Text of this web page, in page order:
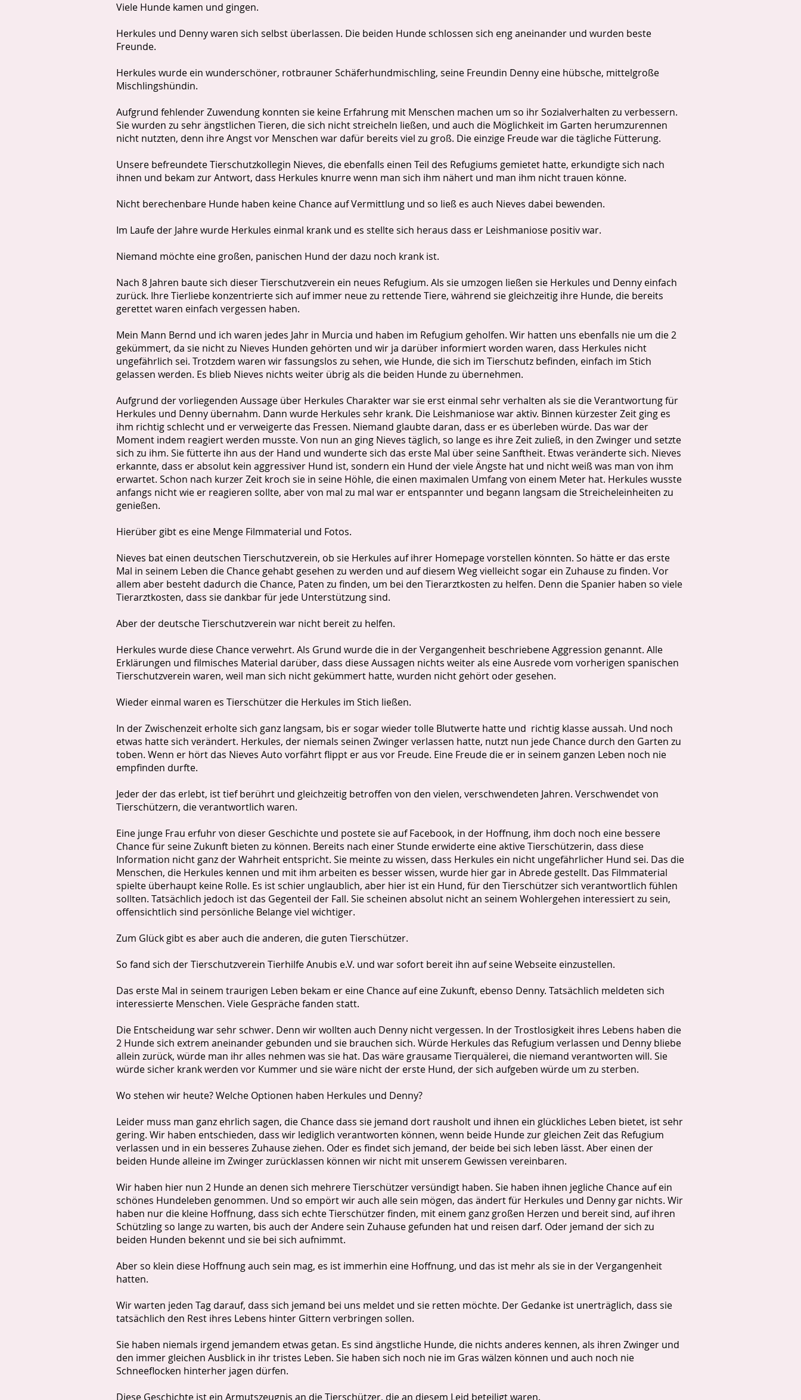
Viele Hunde kamen und gingen.
Herkules und Denny waren sich selbst überlassen. Die beiden Hunde schlossen sich eng aneinander und wurden beste
Freunde.
Herkules wurde ein wunderschöner, rotbrauner Schäferhundmischling, seine Freundin Denny eine hübsche, mittelgroße
Mischlingshündin.
Aufgrund fehlender Zuwendung konnten sie keine Erfahrung mit Menschen machen um so ihr Sozialverhalten zu verbessern.
Sie wurden zu sehr ängstlichen Tieren, die sich nicht streicheln ließen, und auch die Möglichkeit im Garten herumzurennen
nicht nutzten, denn ihre Angst vor Menschen war dafür bereits viel zu groß. Die einzige Freude war die tägliche Fütterung.
Unsere befreundete Tierschutzkollegin Nieves, die ebenfalls einen Teil des Refugiums gemietet hatte, erkundigte sich nach
ihnen und bekam zur Antwort, dass Herkules knurre wenn man sich ihm nähert und man ihm nicht trauen könne.
Nicht berechenbare Hunde haben keine Chance auf Vermittlung und so ließ es auch Nieves dabei bewenden.
Im Laufe der Jahre wurde Herkules einmal krank und es stellte sich heraus dass er Leishmaniose positiv war.
Niemand möchte eine großen, panischen Hund der dazu noch krank ist.
Nach 8 Jahren baute sich dieser Tierschutzverein ein neues Refugium. Als sie umzogen ließen sie Herkules und Denny einfach
zurück. Ihre Tierliebe konzentrierte sich auf immer neue zu rettende Tiere, während sie gleichzeitig ihre Hunde, die bereits
gerettet waren einfach vergessen haben.
Mein Mann Bernd und ich waren jedes Jahr in Murcia und haben im Refugium geholfen. Wir hatten uns ebenfalls nie um die 2
gekümmert, da sie nicht zu Nieves Hunden gehörten und wir ja darüber informiert worden waren, dass Herkules nicht
ungefährlich sei. Trotzdem waren wir fassungslos zu sehen, wie Hunde, die sich im Tierschutz befinden, einfach im Stich
gelassen werden. Es blieb Nieves nichts weiter übrig als die beiden Hunde zu übernehmen.
Aufgrund der vorliegenden Aussage über Herkules Charakter war sie erst einmal sehr verhalten als sie die Verantwortung für
Herkules und Denny übernahm. Dann wurde Herkules sehr krank. Die Leishmaniose war aktiv. Binnen kürzester Zeit ging es
ihm richtig schlecht und er verweigerte das Fressen. Niemand glaubte daran, dass er es überleben würde. Das war der
Moment indem reagiert werden musste. Von nun an ging Nieves täglich, so lange es ihre Zeit zuließ, in den Zwinger und setzte
sich zu ihm. Sie fütterte ihn aus der Hand und wunderte sich das erste Mal über seine Sanftheit. Etwas veränderte sich. Nieves
erkannte, dass er absolut kein aggressiver Hund ist, sondern ein Hund der viele Ängste hat und nicht weiß was man von ihm
erwartet. Schon nach kurzer Zeit kroch sie in seine Höhle, die einen maximalen Umfang von einem Meter hat. Herkules wusste
anfangs nicht wie er reagieren sollte, aber von mal zu mal war er entspannter und begann langsam die Streicheleinheiten zu
genießen.
Hierüber gibt es eine Menge Filmmaterial und Fotos.
Nieves bat einen deutschen Tierschutzverein, ob sie Herkules auf ihrer Homepage vorstellen könnten. So hätte er das erste
Mal in seinem Leben die Chance gehabt gesehen zu werden und auf diesem Weg vielleicht sogar ein Zuhause zu finden. Vor
allem aber besteht dadurch die Chance, Paten zu finden, um bei den Tierarztkosten zu helfen. Denn die Spanier haben so viele
Tierarztkosten, dass sie dankbar für jede Unterstützung sind.
Aber der deutsche Tierschutzverein war nicht bereit zu helfen.
Herkules wurde diese Chance verwehrt. Als Grund wurde die in der Vergangenheit beschriebene Aggression genannt. Alle
Erklärungen und filmisches Material darüber, dass diese Aussagen nichts weiter als eine Ausrede vom vorherigen spanischen
Tierschutzverein waren, weil man sich nicht gekümmert hatte, wurden nicht gehört oder gesehen.
Wieder einmal waren es Tierschützer die Herkules im Stich ließen.
In der Zwischenzeit erholte sich ganz langsam, bis er sogar wieder tolle Blutwerte hatte und richtig klasse aussah. Und noch
etwas hatte sich verändert. Herkules, der niemals seinen Zwinger verlassen hatte, nutzt nun jede Chance durch den Garten zu
toben. Wenn er hört das Nieves Auto vorfährt flippt er aus vor Freude. Eine Freude die er in seinem ganzen Leben noch nie
empfinden durfte.
Jeder der das erlebt, ist tief berührt und gleichzeitig betroffen von den vielen, verschwendeten Jahren. Verschwendet von
Tierschützern, die verantwortlich waren.
Eine junge Frau erfuhr von dieser Geschichte und postete sie auf Facebook, in der Hoffnung, ihm doch noch eine bessere
Chance für seine Zukunft bieten zu können. Bereits nach einer Stunde erwiderte eine aktive Tierschützerin, dass diese
Information nicht ganz der Wahrheit entspricht. Sie meinte zu wissen, dass Herkules ein nicht ungefährlicher Hund sei. Das die
Menschen, die Herkules kennen und mit ihm arbeiten es besser wissen, wurde hier gar in Abrede gestellt. Das Filmmaterial
spielte überhaupt keine Rolle. Es ist schier unglaublich, aber hier ist ein Hund, für den Tierschützer sich verantwortlich fühlen
sollten. Tatsächlich jedoch ist das Gegenteil der Fall. Sie scheinen absolut nicht an seinem Wohlergehen interessiert zu sein,
offensichtlich sind persönliche Belange viel wichtiger.
Zum Glück gibt es aber auch die anderen, die guten Tierschützer.
So fand sich der Tierschutzverein Tierhilfe Anubis e.V. und war sofort bereit ihn auf seine Webseite einzustellen.
Das erste Mal in seinem traurigen Leben bekam er eine Chance auf eine Zukunft, ebenso Denny. Tatsächlich meldeten sich
interessierte Menschen. Viele Gespräche fanden statt.
Die Entscheidung war sehr schwer. Denn wir wollten auch Denny nicht vergessen. In der Trostlosigkeit ihres Lebens haben die
2 Hunde sich extrem aneinander gebunden und sie brauchen sich. Würde Herkules das Refugium verlassen und Denny bliebe
allein zurück, würde man ihr alles nehmen was sie hat. Das wäre grausame Tierquälerei, die niemand verantworten will. Sie
würde sicher krank werden vor Kummer und sie wäre nicht der erste Hund, der sich aufgeben würde um zu sterben.
Wo stehen wir heute? Welche Optionen haben Herkules und Denny?
Leider muss man ganz ehrlich sagen, die Chance dass sie jemand dort rausholt und ihnen ein glückliches Leben bietet, ist sehr
gering. Wir haben entschieden, dass wir lediglich verantworten können, wenn beide Hunde zur gleichen Zeit das Refugium
verlassen und in ein besseres Zuhause ziehen. Oder es findet sich jemand, der beide bei sich leben lässt. Aber einen der
beiden Hunde alleine im Zwinger zurücklassen können wir nicht mit unserem Gewissen vereinbaren.
Wir haben hier nun 2 Hunde an denen sich mehrere Tierschützer versündigt haben. Sie haben ihnen jegliche Chance auf ein
schönes Hundeleben genommen. Und so empört wir auch alle sein mögen, das ändert für Herkules und Denny gar nichts. Wir
haben nur die kleine Hoffnung, dass sich echte Tierschützer finden, mit einem ganz großen Herzen und bereit sind, auf ihren
Schützling so lange zu warten, bis auch der Andere sein Zuhause gefunden hat und reisen darf. Oder jemand der sich zu
beiden Hunden bekennt und sie bei sich aufnimmt.
Aber so klein diese Hoffnung auch sein mag, es ist immerhin eine Hoffnung, und das ist mehr als sie in der Vergangenheit
hatten.
Wir warten jeden Tag darauf, dass sich jemand bei uns meldet und sie retten möchte. Der Gedanke ist unerträglich, dass sie
tatsächlich den Rest ihres Lebens hinter Gittern verbringen sollen.
Sie haben niemals irgend jemandem etwas getan. Es sind ängstliche Hunde, die nichts anderes kennen, als ihren Zwinger und
den immer gleichen Ausblick in ihr tristes Leben. Sie haben sich noch nie im Gras wälzen können und auch noch nie
Schneeflocken hinterher jagen dürfen.
Diese Geschichte ist ein Armutszeugnis an die Tierschützer, die an diesem Leid beteiligt waren.